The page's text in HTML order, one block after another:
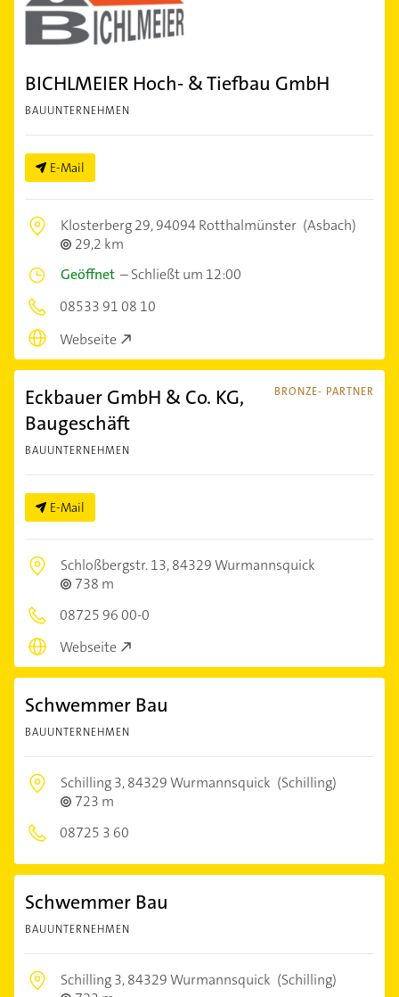
BICHLMEIER Hoch- & Tiefbau GmbH
BAUUNTERNEHMEN
E-Mail
Klosterberg 29,94094 Rotthalmünster (Asbach)
29,2 km
Geöffnet –Schließt um 12:00
08533 91 08 10
Webseite
BRONZE- PARTNER
Eckbauer GmbH & Co. KG,
Baugeschäft
BAUUNTERNEHMEN
E-Mail
Schloßbergstr. 13,84329 Wurmannsquick
738 m
08725 96 00-0
Webseite
Schwemmer Bau
BAUUNTERNEHMEN
Schilling 3,84329 Wurmannsquick (Schilling)
723 m
08725 3 60
Schwemmer Bau
BAUUNTERNEHMEN
Schilling 3,84329 Wurmannsquick (Schilling)